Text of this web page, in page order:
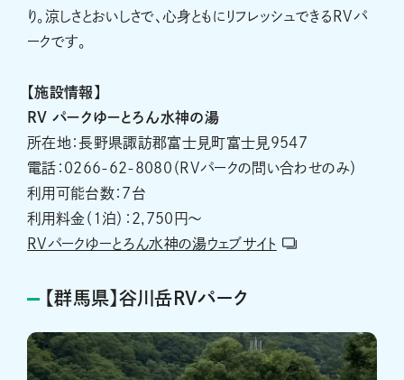
り。涼しさとおいしさで、心身ともにリフレッシュできるRVパ
ークです。
【施設情報】
RV パークゆーとろん水神の湯
所在地：長野県諏訪郡富士見町富士見9547
電話：0266-62-8080（RVパークの問い合わせのみ）
利用可能台数：7台
利用料金（1泊）：2,750円～
RVパークゆーとろん水神の湯ウェブサイト
【群馬県】谷川岳RVパーク